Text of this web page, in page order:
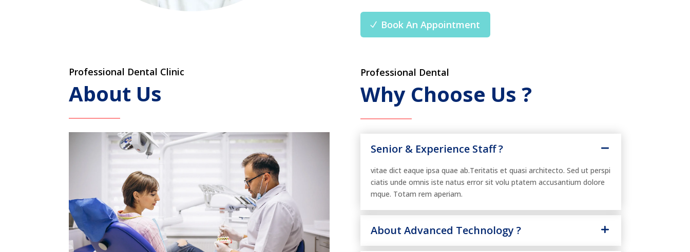
Book An Appointment
Professional Dental Clinic
About Us
Professional Dental
Why Choose Us ?
Senior & Experience Staff ?
vitae dict eaque ipsa quae ab.Teritatis et quasi architecto. Sed ut perspi
ciatis unde omnis iste natus error sit volu ptatem accusantium dolore
mque. Totam rem aperiam.
About Advanced Technology ?